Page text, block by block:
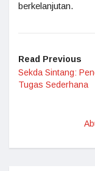
berkelanjutan.
Read Previous
Sekda Sintang:
Tugas Sederhana